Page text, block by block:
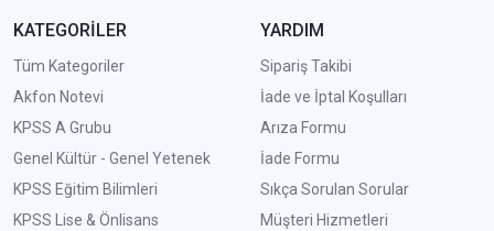
KATEGORİLER
Tüm Kategoriler
Akfon Notevi
KPSS A Grubu
Genel Kültür - Genel Yetenek
KPSS Eğitim Bilimleri
KPSS Lise & Önlisans
YARDIM
Sipariş Takibi
İade ve İptal Koşulları
Arıza Formu
İade Formu
Sıkça Sorulan Sorular
Müşteri Hizmetleri